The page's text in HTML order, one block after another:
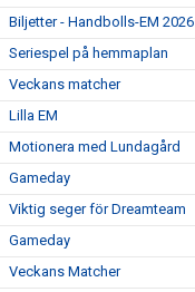
Biljetter - Handbolls-EM 2026
Seriespel på hemmaplan
Veckans matcher
Lilla EM
Motionera med Lundagård
Gameday
Viktig seger för Dreamteam
Gameday
Veckans Matcher